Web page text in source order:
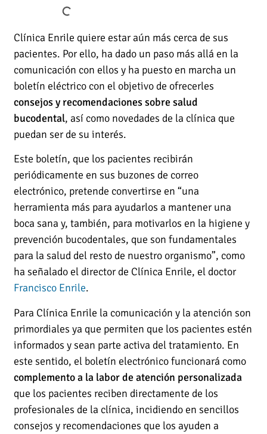
Clínica Enrile quiere estar aún más cerca de sus
pacientes. Por ello, ha dado un paso más allá en la
comunicación con ellos y ha puesto en marcha un
boletín eléctrico con el objetivo de ofrecerles
consejos y recomendaciones sobre salud
bucodental, así como novedades de la clínica que
puedan ser de su interés.
Este boletín, que los pacientes recibirán
periódicamente en sus buzones de correo
electrónico, pretende convertirse en “una
herramienta más para ayudarlos a mantener una
boca sana y, también, para motivarlos en la higiene y
prevención bucodentales, que son fundamentales
para la salud del resto de nuestro organismo”, como
ha señalado el director de Clínica Enrile, el doctor
Francisco Enrile.
Para Clínica Enrile la comunicación y la atención son
primordiales ya que permiten que los pacientes estén
informados y sean parte activa del tratamiento. En
este sentido, el boletín electrónico funcionará como
complemento a la labor de atención personalizada
que los pacientes reciben directamente de los
profesionales de la clínica, incidiendo en sencillos
consejos y recomendaciones que los ayuden a